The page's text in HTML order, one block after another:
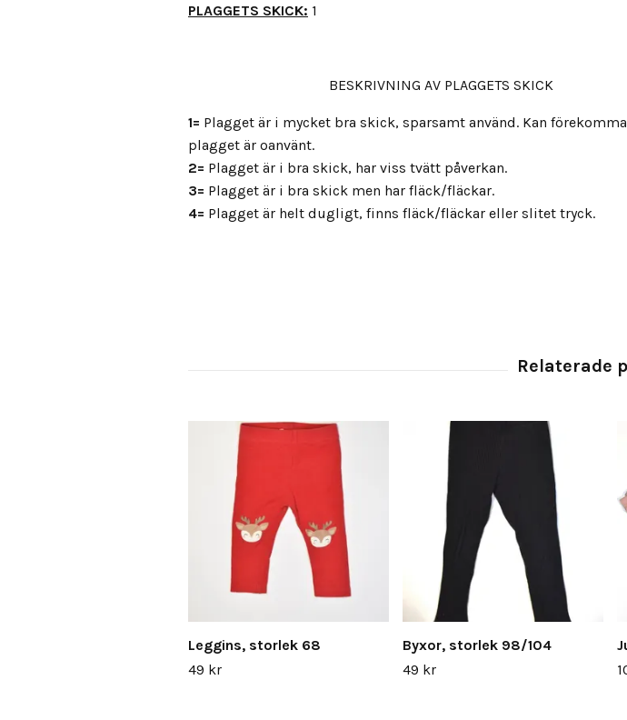
PLAGGETS SKICK: 1
BESKRIVNING AV PLAGGETS SKICK
1= Plagget är i mycket bra skick, sparsamt använd. Kan
plagget är oanvänt.
2= Plagget är i bra skick, har viss tvätt påverkan.
3= Plagget är i bra skick men har fläck/fläckar.
4= Plagget är helt dugligt, finns fläck/fläckar eller slitet tryck.
Leggins, storlek 68
49 kr
Byxor, storlek 98/104
49 kr